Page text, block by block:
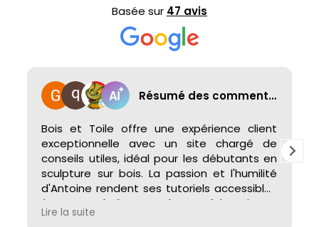
Basée sur 47 avis
Résumé des commentaires
Bois et Toile offre une expérience client
exceptionnelle avec un site chargé de
conseils utiles, idéal pour les débutants en
sculpture sur bois. La passion et l'humilité
d'Antoine rendent ses tutoriels accessibles
à tous. La chaîne YouTube est éducative et
inspirante, alors que la boutique en ligne
Lire la suite